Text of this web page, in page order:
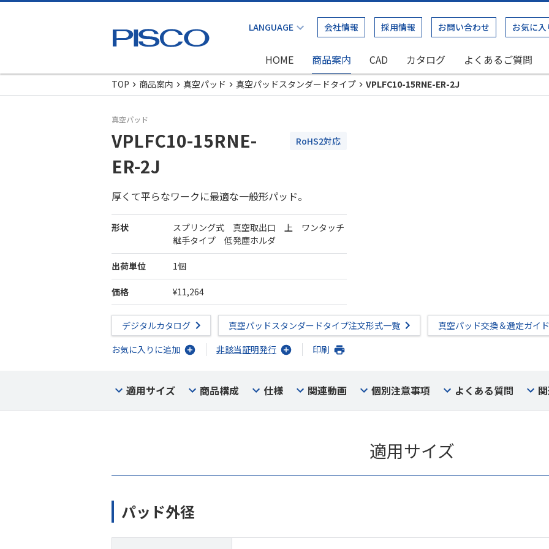
会社情報 採用情報 お問い合わせ お気に入
HOME 商品案内 CAD カタログ よくあるご質問
TOP
商品案内 真空パッド 真空パッドスタンダードタイプ VPLFC10-15RNE-ER-2J
真空パッド
VPLFC10-15RNE-
ER-2J
RoHS2対応
厚くて平らなワークに最適な一般形パッド。
形状
スプリング式 真空取出口 上 ワンタッチ
継手タイプ 低発塵ホルダ
出荷単位 1個
価格 ¥11,264
デジタルカタログ 真空パッドスタンダードタイプ注文形式一覧
真空パッド交換＆選定ガイド
お気に入りに追加
非該当証明発行 印刷
適用サイズ 商品構成 仕様 関連動画 個別注意事項 よくある質問
適用サイズ
パッド外径